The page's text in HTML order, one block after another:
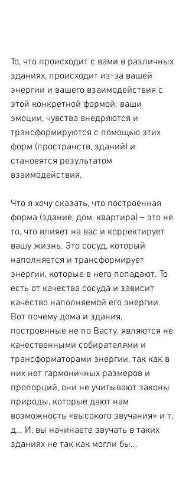
То, что происходит с вами в различных
зданиях, происходит из-за вашей
энергии и вашего взаимодействия с
этой конкретной формой; ваши
эмоции, чувства внедряются и
трансформируются с помощью этих
форм (пространств, зданий) и
становятся результатом
взаимодействия.
Что я хочу сказать, что построенная
форма (здание, дом, квартира) – это не
то, что влияет на вас и корректирует
вашу жизнь. Это сосуд, который
наполняется и трансформирует
энергии, которые в него попадают. То
есть от качества сосуда и зависит
качество наполняемой его энергии.
Вот почему дома и здания,
построенные не по Васту, являются не
качественными собирателями и
трансформаторами энергии, так как в
них нет гармоничных размеров и
пропорций, они не учитывают законы
природы, которые дают нам
возможность «высокого звучания» и т.
д… И, вы начинаете звучать в таких
зданиях не так как могли бы...